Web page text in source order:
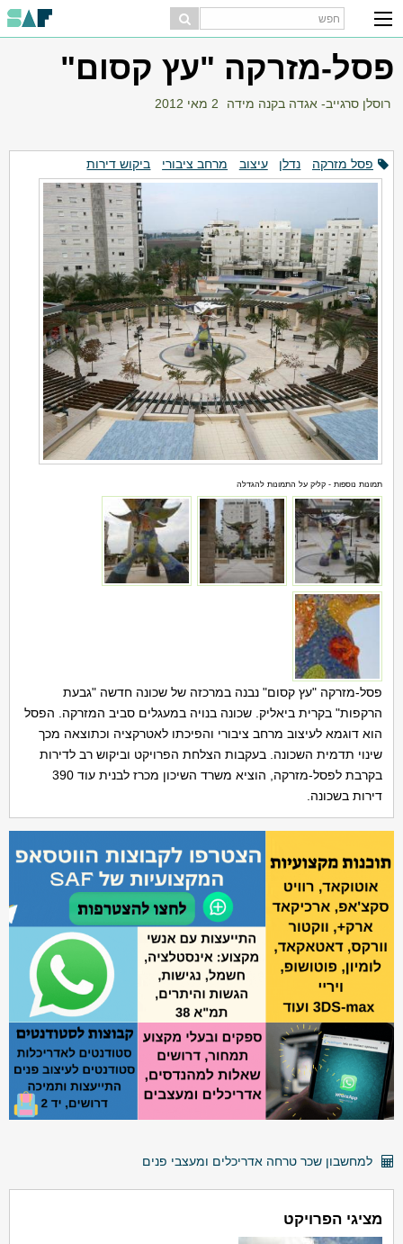
פסל-מזרקה "עץ קסום"
רוסלן סרגייב- אגדה בקנה מידה 2 מאי 2012
פסל מזרקה נדלן עיצוב מרחב ציבורי ביקוש דירות
תמונות נוספות - קליק על התמונות להגדלה
פסל-מזרקה "עץ קסום" נבנה במרכזה של שכונה חדשה "גבעת
הרקפות" בקרית ביאליק. שכונה בנויה במעגלים סביב המזרקה. הפסל
הוא דוגמא לעיצוב מרחב ציבורי והפיכתו לאטרקציה וכתוצאה מכך
שינוי תדמית השכונה. בעקבות הצלחת הפרויקט וביקוש רב לדירות
בקרבת לפסל-מזרקה, הוציא משרד השיכון מכרז לבנית עוד 390
דירות בשכונה.
למחשבון שכר טרחה אדריכלים ומעצבי פנים
מציגי הפרויקט